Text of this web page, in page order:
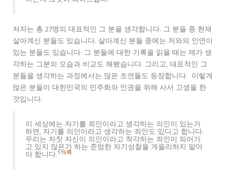
저자는 총 27명의 대표적인 그 분을 생각합니다. 그 분들 중 현재
살아계신 분들도 있습니다. 살아계신 분들 중에는 저와의 인연이
있는 분들도 있습니다. 그 분들에 대한 기록을 읽을 때는 제가 생
각하는 그분의 모습과 비교도 해봤습니다. 그리고, 대표적인 그
분들을 생각하는 과정에서는 많은 조연들도 등장합니다. 이렇게
많은 분들이 대한민국의 민주화와 인권을 위해 사서 고생을 한
것입니다.
이 세상에는 자기를 죄인이라고 생각하는 의인이 있는가
하면, 자기를 의인이라고 생각하는 죄인도 있다고 합니다.
우리는 자칫 자신이 의인이라고 착각하는 죄인이 되어가
고 있지 않은가 하는 준엄한 자기성찰을 게을리하지 말아
야 합니다.119쪽